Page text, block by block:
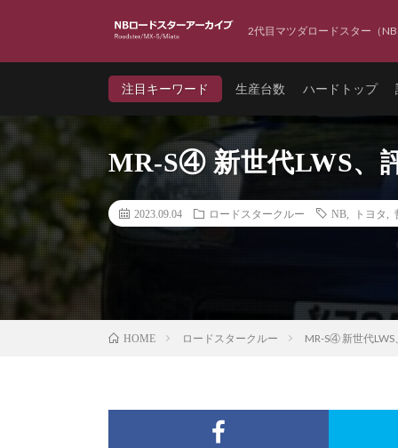
2代目マツダロードスター（
注目キーワード 生産台数 ハードトップ
MR-S④ 新世代LWS、
2023.09.04 ロードスタークルー NB トヨタ
HOME ロードスタークルー MR-S④ 新世代